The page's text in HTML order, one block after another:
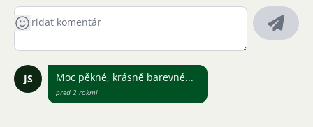
JS Moc pěkné, krásně barevné...
pred 2 rokmi